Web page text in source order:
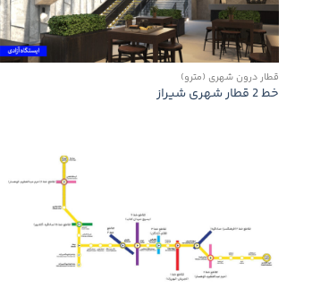
قطار درون شهری (مترو)
خط 2 قطار شهری شیراز